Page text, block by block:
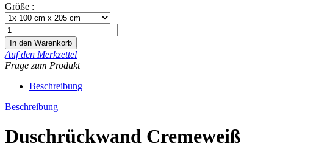
Größe :
Auf den Merkzettel
Frage zum Produkt
Beschreibung
Beschreibung
Duschrückwand Cremeweiß